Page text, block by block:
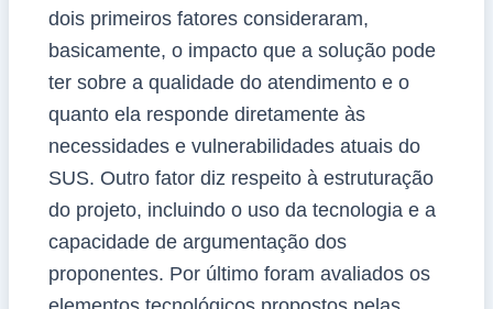
dois primeiros fatores consideraram,
basicamente, o impacto que a solução pode
ter sobre a qualidade do atendimento e o
quanto ela responde diretamente às
necessidades e vulnerabilidades atuais do
SUS. Outro fator diz respeito à estruturação
do projeto, incluindo o uso da tecnologia e a
capacidade de argumentação dos
proponentes. Por último foram avaliados os